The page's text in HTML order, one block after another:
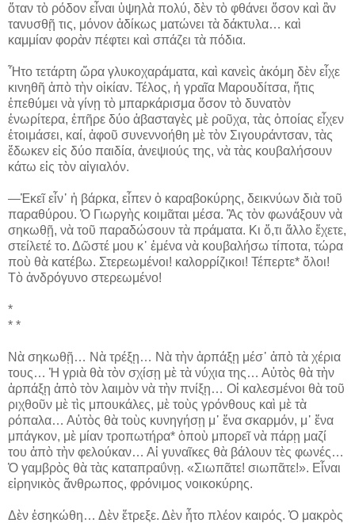
ὅταν τὸ ρόδον εἶναι ὑψηλὰ πολύ, δὲν τὸ φθάνει ὅσον καὶ ἂν
τανυσθῇ τις, μόνον ἀδίκως ματώνει τὰ δάκτυλα… καὶ
καμμίαν φορὰν πέφτει καὶ σπάζει τὰ πόδια.
Ἦτο τετάρτη ὥρα γλυκοχαράματα, καὶ κανεὶς ἀκόμη δὲν εἶχε
κινηθῆ ἀπὸ τὴν οἰκίαν. Τέλος, ἡ γραῖα Μαρουδίτσα, ἥτις
ἐπεθύμει νὰ γίνῃ τὸ μπαρκάρισμα ὅσον τὸ δυνατὸν
ἐνωρίτερα, ἐπῆρε δύο ἀβασταγὲς μὲ ροῦχα, τὰς ὁποίας εἶχεν
ἑτοιμάσει, καί, ἀφοῦ συνεννοήθη μὲ τὸν Σιγουράντσαν, τὰς
ἔδωκεν εἰς δύο παιδία, ἀνεψιούς της, νὰ τὰς κουβαλήσουν
κάτω εἰς τὸν αἰγιαλόν.
―Ἐκεῖ εἶν᾽ ἡ βάρκα, εἶπεν ὁ καραβοκύρης, δεικνύων διὰ τοῦ
παραθύρου. Ὁ Γιωργὴς κοιμᾶται μέσα. Ἂς τὸν φωνάξουν νὰ
σηκωθῇ, νὰ τοῦ παραδώσουν τὰ πράματα. Κι ὅ,τι ἄλλο ἔχετε,
στείλετέ το. Δῶστέ μου κ᾽ ἐμένα νὰ κουβαλήσω τίποτα, τώρα
ποὺ θὰ κατέβω. Στερεωμένοι! καλορρίζικοι! Τέπερτε* ὅλοι!
Τὸ ἀνδρόγυνο στερεωμένο!
*
* *
Νὰ σηκωθῇ… Νὰ τρέξῃ… Νὰ τὴν ἁρπάξῃ μέσ᾽ ἀπὸ τὰ χέρια
τους… Ἡ γριὰ θὰ τὸν σχίσῃ μὲ τὰ νύχια της… Αὐτὸς θὰ τὴν
ἁρπάξῃ ἀπὸ τὸν λαιμὸν νὰ τὴν πνίξῃ… Οἱ καλεσμένοι θὰ τοῦ
ριχθοῦν μὲ τὶς μπουκάλες, μὲ τοὺς γρόνθους καὶ μὲ τὰ
ρόπαλα… Αὐτὸς θὰ τοὺς κυνηγήσῃ μ᾽ ἕνα σκαρμόν, μ᾽ ἕνα
μπάγκον, μὲ μίαν τροπωτήρα* ὁποὺ μπορεῖ νὰ πάρῃ μαζί
του ἀπὸ τὴν φελούκαν… Αἱ γυναῖκες θὰ βάλουν τὲς φωνές…
Ὁ γαμβρὸς θὰ τὰς καταπραΰνῃ. «Σιωπᾶτε! σιωπᾶτε!». Εἶναι
εἰρηνικὸς ἄνθρωπος, φρόνιμος νοικοκύρης.
Δὲν ἐσηκώθη… Δὲν ἔτρεξε. Δὲν ἦτο πλέον καιρός. Ὁ μακρὸς